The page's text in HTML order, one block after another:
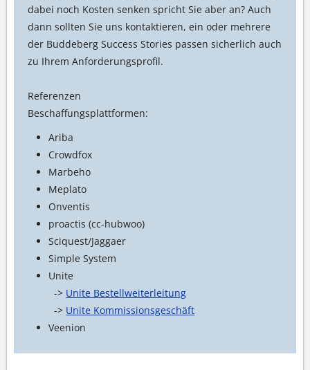
dabei noch Kosten senken spricht Sie aber an? Auch
dann sollten Sie uns kontaktieren, ein oder mehrere
der Buddeberg Success Stories passen sicherlich auch
zu Ihrem Anforderungsprofil.
Referenzen
Beschaffungsplattformen:
Ariba
Crowdfox
Marbeho
Meplato
Onventis
proactis (cc-hubwoo)
Sciquest/Jaggaer
Simple System
Unite
-> Unite Bestellweiterleitung
-> Unite Kommissionsgeschäft
Veenion